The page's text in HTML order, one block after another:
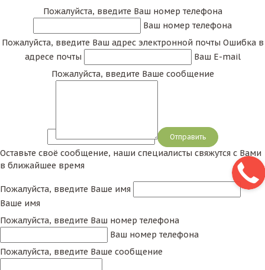
Пожалуйста, введите Ваш номер телефона
Ваш номер телефона
Пожалуйста, введите Ваш адрес электронной почты Ошибка в
адресе почты
Ваш E-mail
Пожалуйста, введите Ваше сообщение
Сообщение
Оставьте своё сообщение, наши специалисты свяжутся с Вами
в ближайшее время
Пожалуйста, введите Ваше имя
Ваше имя
Пожалуйста, введите Ваш номер телефона
Ваш номер телефона
Пожалуйста, введите Ваше сообщение